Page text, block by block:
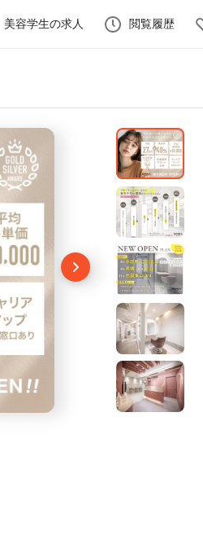
美容学生の求人 閲覧履歴